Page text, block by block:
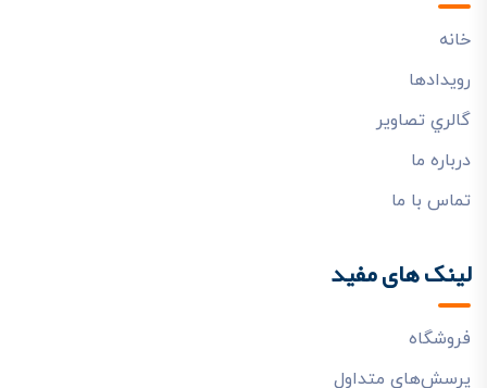
خانه
رويدادها
گالري تصاوير
درباره ما
تماس با ما
لینک های مفید
فروشگاه
پرسش‌هاي متداول